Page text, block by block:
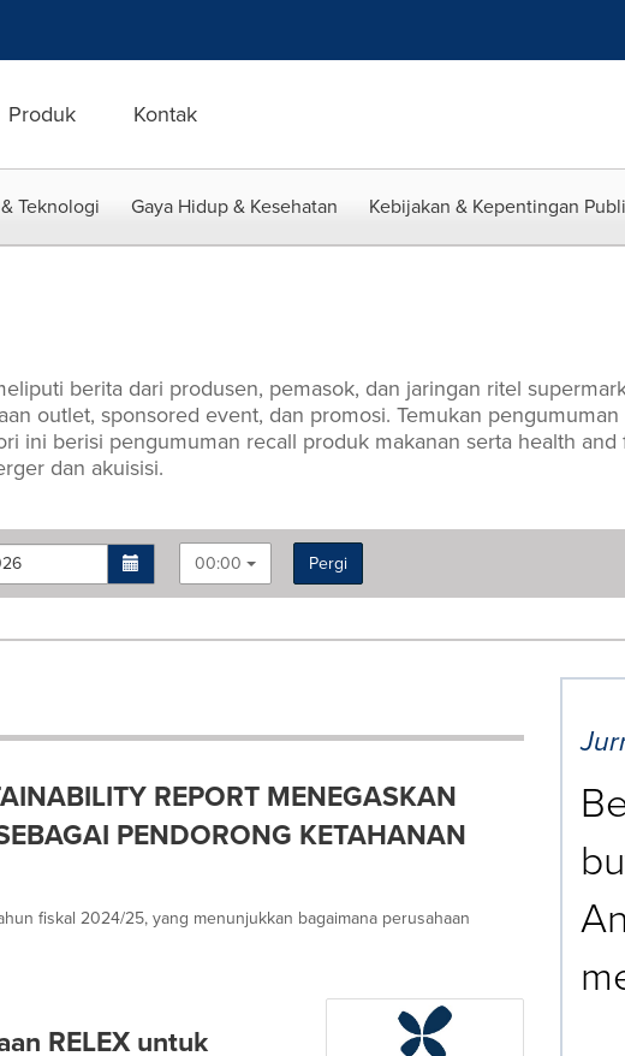
Produk Kontak
Teknologi Gaya Hidup & Kesehatan Kebijakan & Kepentingan
berita dari produsen, pemasok, dan jaringan ritel
outlet, sponsored event, dan promosi. Temukan
ini berisi pengumuman recall produk makanan serta health
dan akuisisi.
00:00
Pergi
REPORT MENEGASKAN
PENDORONG KETAHANAN
fiskal 2024/25, yang menunjukkan bagaimana perusahaan
RELEX untuk